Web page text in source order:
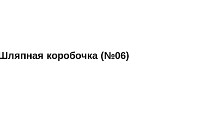
коробочка (№06)